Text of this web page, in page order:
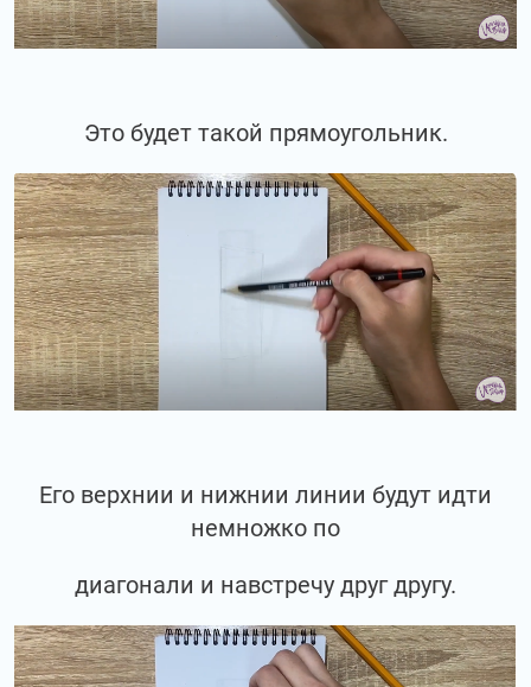
Это будет такой прямоугольник.
Его верхнии и нижнии линии будут идти
немножко по
диагонали и навстречу друг другу.